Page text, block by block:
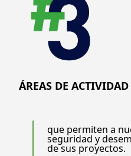
ÁREAS DE
que permiten a
seguridad y
de sus proyectos.